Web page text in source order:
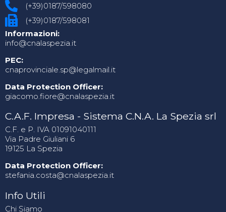
(+39)0187/598080
(+39)0187/598081
Informazioni:
info@cnalaspezia.it
PEC:
cnaprovinciale.sp@legalmail.it
Data Protection Officer:
giacomo.fiore@cnalaspezia.it
C.A.F. Impresa - Sistema C.N.A. La Spezia srl
C.F. e P. IVA 01091040111
Via Padre Giuliani 6
19125 La Spezia
Data Protection Officer:
stefania.costa@cnalaspezia.it
Info Utili
Chi Siamo